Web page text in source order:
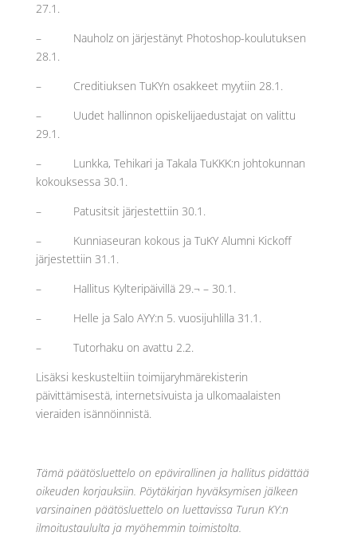
27.1.
– Nauholz on järjestänyt Photoshop-koulutuksen
28.1.
– Creditiuksen TuKYn osakkeet myytiin 28.1.
– Uudet hallinnon opiskelijaedustajat on valittu
29.1.
– Lunkka, Tehikari ja Takala TuKKK:n johtokunnan
kokouksessa 30.1.
– Patusitsit järjestettiin 30.1.
– Kunniaseuran kokous ja TuKY Alumni Kickoff
järjestettiin 31.1.
– Hallitus Kylteripäivillä 29.¬ – 30.1.
– Helle ja Salo AYY:n 5. vuosijuhlilla 31.1.
– Tutorhaku on avattu 2.2.
Lisäksi keskusteltiin toimijaryhmärekisterin
päivittämisestä, internetsivuista ja ulkomaalaisten
vieraiden isännöinnistä.
Tämä päätösluettelo on epävirallinen ja hallitus pidättää
oikeuden korjauksiin. Pöytäkirjan hyväksymisen jälkeen
varsinainen päätösluettelo on luettavissa Turun KY:n
ilmoitustaululta ja myöhemmin toimistolta.